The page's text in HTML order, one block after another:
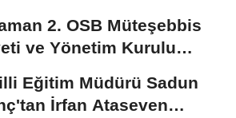
2. OSB Müteşebbis
ve Yönetim Kurulu
Gerçekleştirildi
Eğitim Müdürü Sadun
İrfan Ataseven